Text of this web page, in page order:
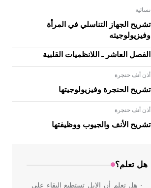
نسائية
تشريح الجهاز التناسلي في المرأة
وفيزيولوجيته
الفصل العاشر ـ اللانظميات القلبية
أذن أنف حنجرة
تشريح الحنجرة وفيزيولوجيتها
أذن أنف حنجرة
تشريح الأنف والجيوب ووظيفتها
هل تعلم؟
- هل تعلم أن الأبلق نوع من الفنون
الهندسية التي ارتبطت بالعمارة الإسلامية
في بلاد الشام ومصر خاصة، حيث يحرص
- هل تعلم أن الإبل تستطيع البقاء على